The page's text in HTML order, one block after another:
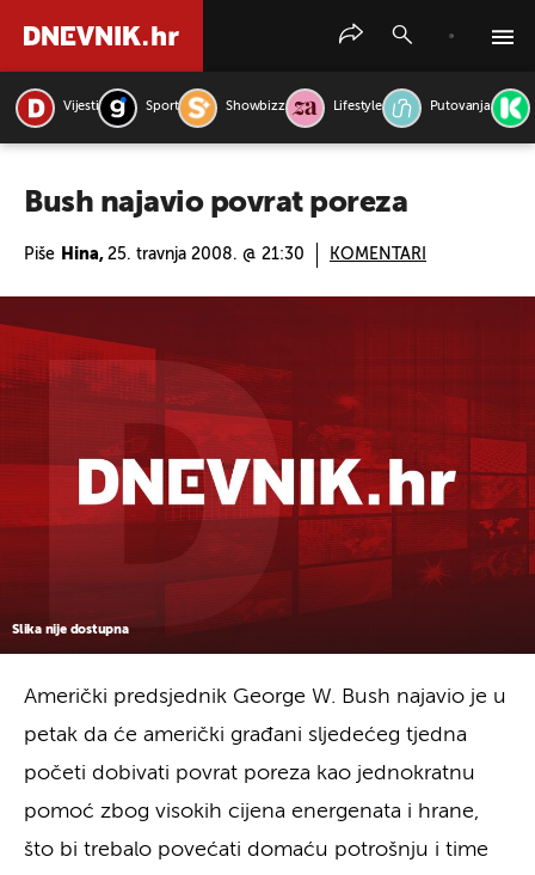
Vijesti Sport Showbizz Lifestyle Putovanja
Bush najavio povrat poreza
Piše Hina, 25. travnja 2008. @ 21:30 KOMENTARI
Slika nije dostupna
Američki predsjednik George W. Bush najavio je u
petak da će američki građani sljedećeg tjedna
početi dobivati povrat poreza kao jednokratnu
pomoć zbog visokih cijena energenata i hrane,
što bi trebalo povećati domaću potrošnju i time
PRETRAŽITE VIJESTI